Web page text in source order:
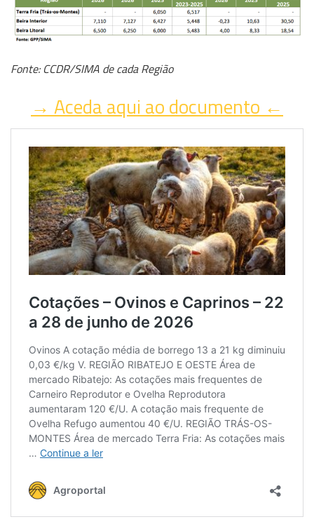
Fonte: CCDR/SIMA de cada Região
→ Aceda aqui ao documento ←